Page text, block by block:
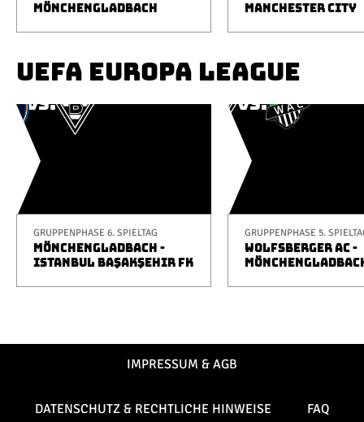
MÖNCHENGLADBACH
MANCHESTER CITY
UEFA EUROPA LEAGUE
GRUPPENPHASE 6. SPIELTAG
MÖNCHENGLADBACH -
ISTANBUL BAŞAKŞEHIR FK
GRUPPENPHASE 5.
WOLFSBERGER AC -
IMPRESSUM & AGB
DATENSCHUTZ & RECHTLICHE HINWEISE FAQ